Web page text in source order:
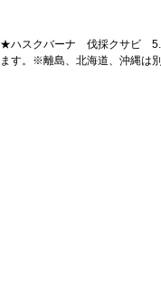
★ハスクバーナ 伐採クサビ
ます。※離島、北海道、沖縄は